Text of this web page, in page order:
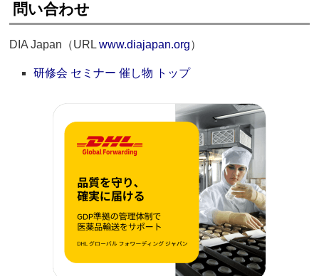
問い合わせ
DIA Japan（URLwww.diajapan.org）
研修会 セミナー 催し物 トップ